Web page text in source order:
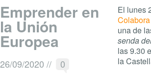
Emprender en
la Unión
Europea
26/09/2020 // 0
El lunes
una de
senda
las 9.30
la